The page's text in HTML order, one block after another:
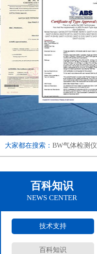
大家都在搜索： BW气体检测仪
百科知识
NEWS CENTER
技术支持
百科知识